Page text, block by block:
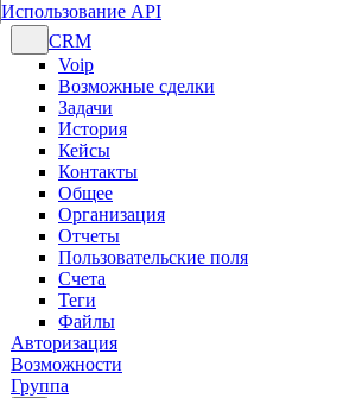
Использование API
CRM
Voip
Возможные сделки
Задачи
История
Кейсы
Контакты
Общее
Организация
Отчеты
Пользовательские поля
Счета
Теги
Файлы
Авторизация
Возможности
Группа